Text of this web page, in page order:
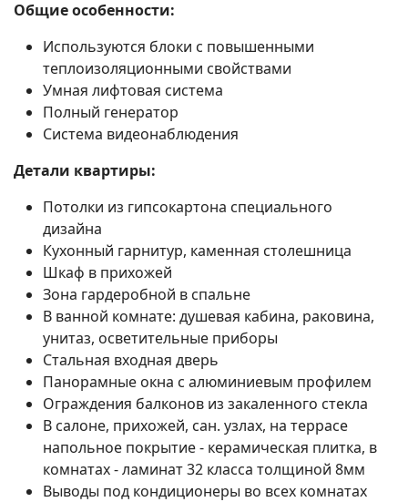
Общие особенности:
Используются блоки с повышенными
теплоизоляционными свойствами
Умная лифтовая система
Полный генератор
Система видеонаблюдения
Детали квартиры:
Потолки из гипсокартона специального
дизайна
Кухонный гарнитур, каменная столешница
Шкаф в прихожей
Зона гардеробной в спальне
В ванной комнате: душевая кабина, раковина,
унитаз, осветительные приборы
Стальная входная дверь
Панорамные окна с алюминиевым профилем
Ограждения балконов из закаленного стекла
В салоне, прихожей, сан. узлах, на террасе
напольное покрытие - керамическая плитка, в
комнатах - ламинат 32 класса толщиной 8мм
Выводы под кондиционеры во всех комнатах